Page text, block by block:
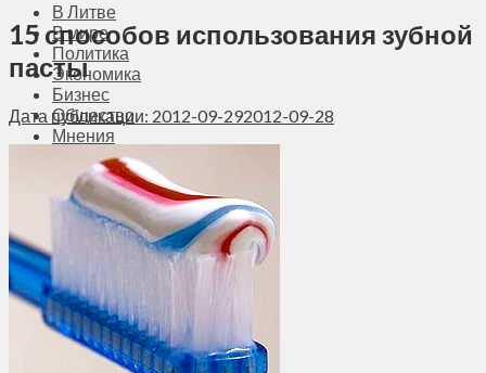
В Литве
В мире
Политика
Экономика
Бизнес
Общество
Мнения
Вильнюс
Клайпеда
Висагинас
Регионы
Соседи
Транспорт
Выбор читателей
Калейдоскоп
Армия
Сейм Литвы
Культура
15 способов использования зубной
пасты
Дата публикации: 2012-09-292012-09-28